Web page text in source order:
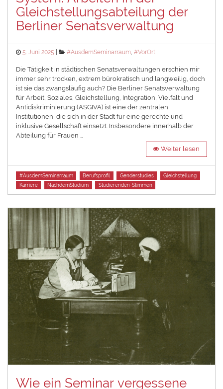
Gleichstellungsabteilung der
Berliner Senatsverwaltung
Posted
5. Juni 2025 Categories
#AusdemSeminarraum,#VorOrt
Die Tätigkeit in städtischen Senatsverwaltungen erschien mir
immer sehr trocken, extrem bürokratisch und langweilig, doch
ist sie das zwangsläufig auch? Die Berliner Senatsverwaltung
für Arbeit, Soziales, Gleichstellung, Integration, Vielfalt und
Antidiskriminierung (ASGIVA) ist eine der zentralen
Institutionen, die sich in der Stadt für eine gerechte und
inklusive Gesellschaft einsetzt. Insbesondere innerhalb der
Abteilung für Frauen …
Weiter lesen
Tags
#AusdemSeminarraum Berufsprofil Genderstudies
Gleichstellung
Karriere
NachdemStudium Studierenden-Stimmen
Wie ein Seminar vergessene